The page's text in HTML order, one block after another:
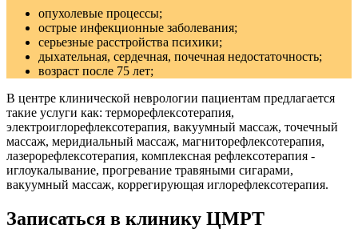
опухолевые процессы;
острые инфекционные заболевания;
серьезные расстройства психики;
дыхательная, сердечная, почечная недостаточность;
возраст после 75 лет;
В центре клинической неврологии пациентам предлагается
такие услуги как: терморефлексотерапия,
электроиглорефлексотерапия, вакуумный массаж, точечный
массаж, меридиальный массаж, магниторефлексотерапия,
лазерорефлексотерапия, комплексная рефлексотерапия -
иглоукалывание, прогревание травяными сигарами,
вакуумный массаж, коррегирующая иглорефлексотерапия.
Записаться в клинику ЦМРТ